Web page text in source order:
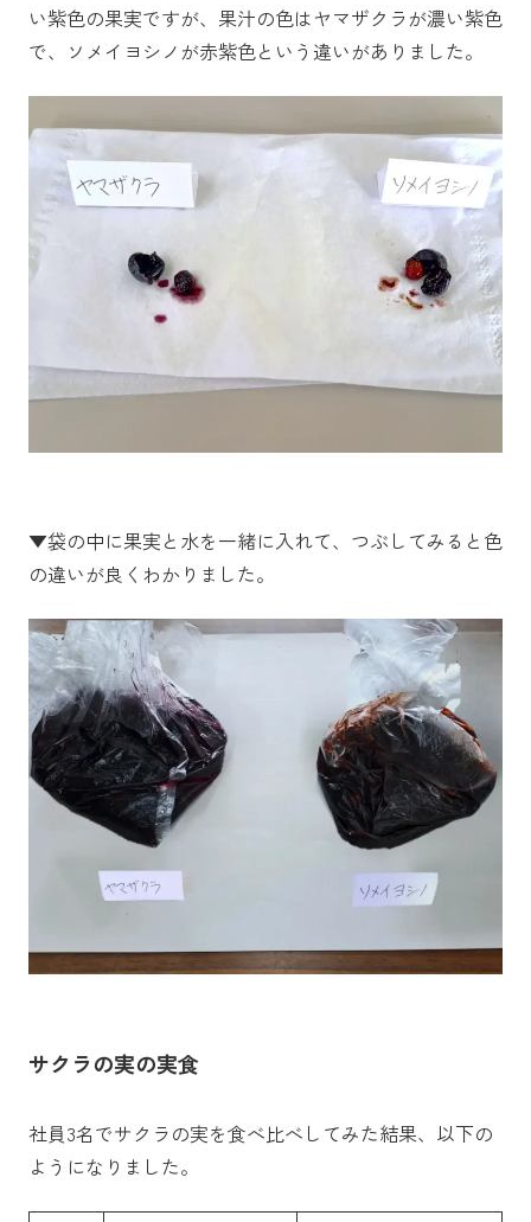
い紫色の果実ですが、果汁の色はヤマザクラが濃い紫色
で、ソメイヨシノが赤紫色という違いがありました。
▼袋の中に果実と水を一緒に入れて、つぶしてみると色
の違いが良くわかりました。
サクラの実の実食
社員3名でサクラの実を食べ比べしてみた結果、以下の
ようになりました。